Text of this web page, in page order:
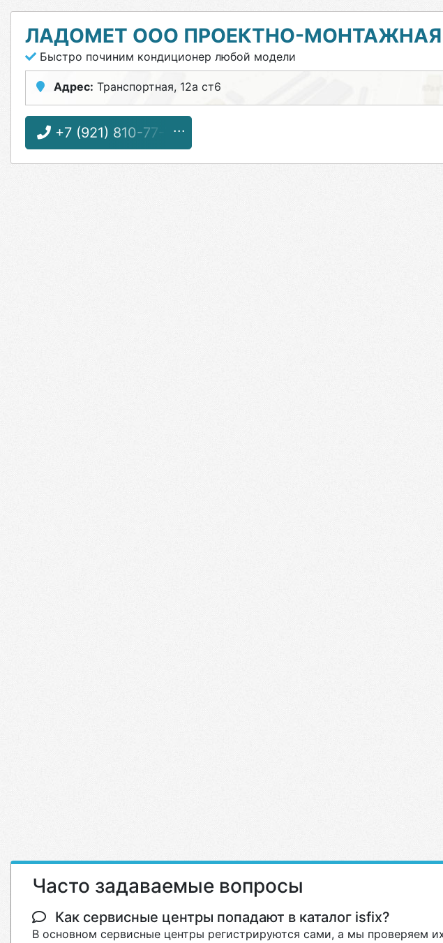
ЛАДОМЕТ ООО ПРОЕКТНО-
Быстро починим кондиционер любой модели
Адрес: Транспортная, 12а ст6
+7 (921) 810-77-77
Часто задаваемые вопросы
Как сервисные центры попадают в каталог isfix?
В основном сервисные центры регистрируются сами, а мы проверяем